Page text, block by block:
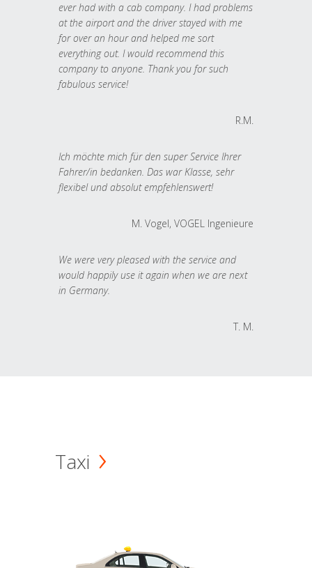
ever had with a cab company. I had problems
at the airport and the driver stayed with me
for over an hour and helped me sort
everything out. I would recommend this
company to anyone. Thank you for such
fabulous service!
R.M.
Ich möchte mich für den super Service Ihrer
Fahrer/in bedanken. Das war Klasse, sehr
flexibel und absolut empfehlenswert!
M. Vogel, VOGEL Ingenieure
We were very pleased with the service and
would happily use it again when we are next
in Germany.
T. M.
Taxi